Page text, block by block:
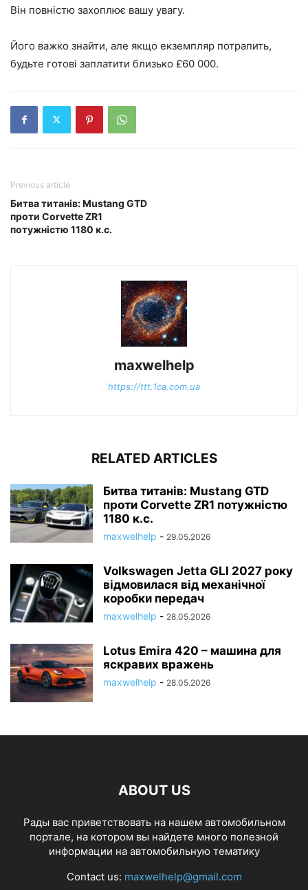
Він повністю захоплює вашу увагу.
Його важко знайти, але якщо екземпляр потрапить,
будьте готові заплатити близько £60 000.
Previous article
Битва титанів: Mustang GTD
проти Corvette ZR1
потужністю 1180 к.с.
maxwelhelp
https://ttt.1ca.com.ua
RELATED ARTICLES
Битва титанів: Mustang GTD
проти Corvette ZR1 потужністю
1180 к.с.
maxwelhelp - 29.05.2026
Volkswagen Jetta GLI 2027 року
відмовилася від механічної
коробки передач
maxwelhelp - 28.05.2026
Lotus Emira 420 – машина для
яскравих вражень
maxwelhelp - 28.05.2026
ABOUT US
Рады вас приветствовать на нашем автомобильном
портале, на котором вы найдете много полезной
информации на автомобильную тематику
Contact us: maxwelhelp@gmail.com